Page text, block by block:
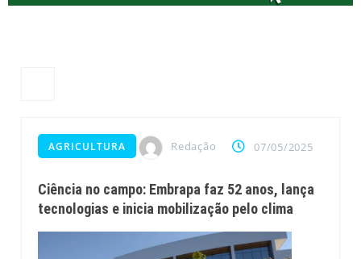
AGRICULTURA Redação 07/05/2025
Ciência no campo: Embrapa faz 52 anos, lança
tecnologias e inicia mobilização pelo clima